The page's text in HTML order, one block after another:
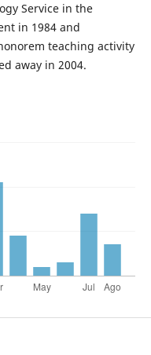
Service in the
in 1984 and
teaching activity
away in 2004.